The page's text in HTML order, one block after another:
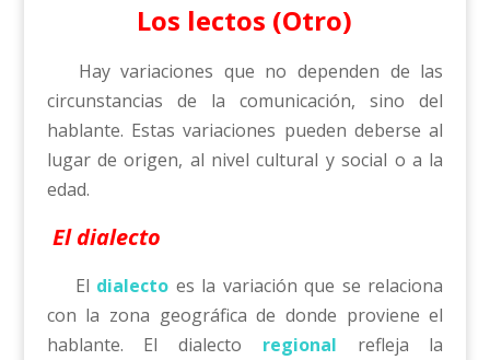
Los lectos (Otro)
Hay variaciones que no dependen de las
circunstancias de la comunicación, sino del
hablante. Estas variaciones pueden deberse al
lugar de origen, al nivel cultural y social o a la
edad.
El dialecto
El dialecto es la variación que se relaciona
con la zona geográfica de donde proviene el
hablante. El dialecto regional refleja la